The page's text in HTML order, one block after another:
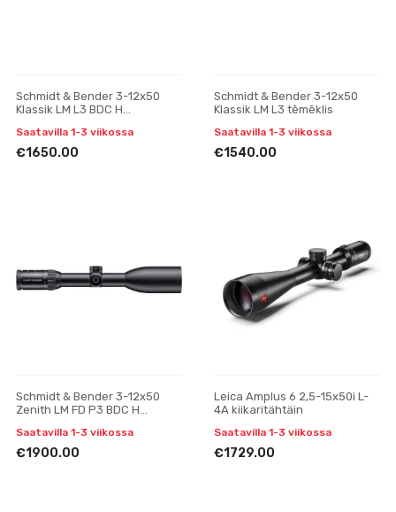
Schmidt & Bender 3-12x50
Klassik LM L3 BDC H
Saatavilla 1-3 viikossa
€1650.00
Schmidt & Bender 3-12x50
Klassik LM L3 tēmēklis
Saatavilla 1-3 viikossa
€1540.00
Schmidt & Bender 3-12x50
Zenith LM FD P3 BDC H
Saatavilla 1-3 viikossa
€1900.00
Leica Amplus 6 2,5-15x50i L-
4A kiikaritähtäin
Saatavilla 1-3 viikossa
€1729.00